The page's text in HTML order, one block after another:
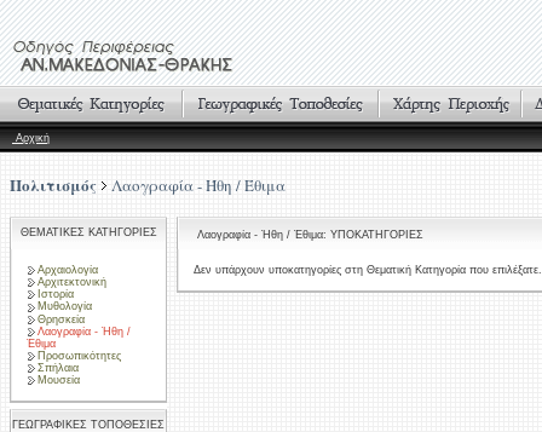
Αρχική
Πολιτισμός Λαογραφία - Ήθη / Έθιμα
ΘΕΜΑΤΙΚΕΣ ΚΑΤΗΓΟΡΙΕΣ
Αρχαιολογία
Αρχιτεκτονική
Ιστορία
Μυθολογία
Θρησκεία
Λαογραφία - Ήθη /
Έθιμα
Προσωπικότητες
Σπήλαια
Μουσεία
ΓΕΩΓΡΑΦΙΚΕΣ ΤΟΠΟΘΕΣΙΕΣ
Λαογραφία - Ήθη / Έθιμα: ΥΠΟΚΑΤΗΓΟΡΙΕΣ
Δεν υπάρχουν υποκατηγορίες στη Θεματική Κατηγορία που επιλέξατε.